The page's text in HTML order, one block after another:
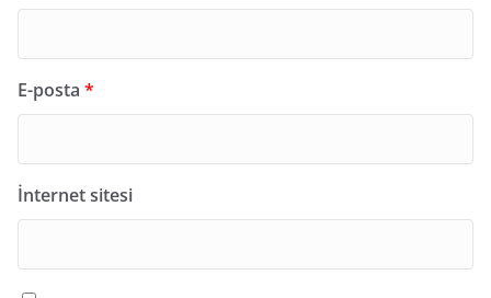
E-posta *
İnternet sitesi